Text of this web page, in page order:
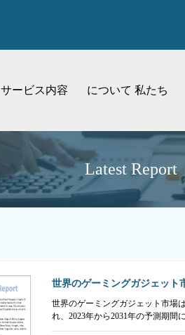
サービス内容 について 私たち
Latest Report
世界のゲーミングガジェット
世界のゲーミングガジェット市場
れ、2023年から2031年の予測期間